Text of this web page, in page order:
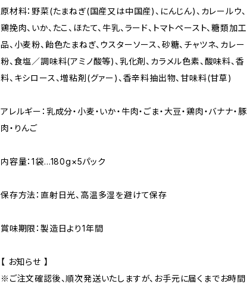
原材料：野菜(たまねぎ(国産又は中国産)、にんじん)、カレールウ、
鶏挽肉、いか、たこ、ほたて、牛乳、ラード、トマトペースト、糖類加工
品、小麦粉、飴色たまねぎ、ウスターソース、砂糖、チャツネ、カレー
粉、食塩／調味料(アミノ酸等)、乳化剤、カラメル色素、酸味料、香
料、キシロース、増粘剤(グァー)、香辛料抽出物、甘味料(甘草)
アレルギー：乳成分・小麦・いか・牛肉・ごま・大豆・鶏肉・バナナ・豚
肉・りんご
内容量：1袋…180g×5パック
保存方法：直射日光、高温多湿を避けて保存
賞味期限：製造日より1年間
【 お知らせ 】
※ご注文確認後、順次発送いたしますが、お手元に届くまでお時間